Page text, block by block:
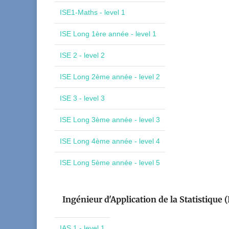
ISE1-Maths - level 1
ISE Long 1ère année - level 1
ISE 2 - level 2
ISE Long 2ème année - level 2
ISE 3 - level 3
ISE Long 3ème année - level 3
ISE Long 4ème année - level 4
ISE Long 5ème année - level 5
Ingénieur d'Application de la Statistique